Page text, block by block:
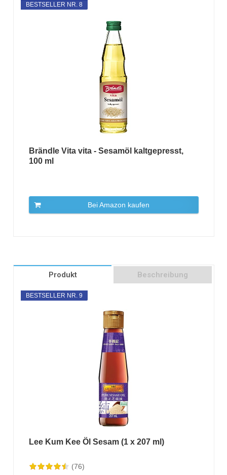
BESTSELLER NR. 8
Brändle Vita vita - Sesamöl kaltgepresst,
100 ml
Bei Amazon kaufen
Produkt Beschreibung
BESTSELLER NR. 9
Lee Kum Kee Öl Sesam (1 x 207 ml)
(76)